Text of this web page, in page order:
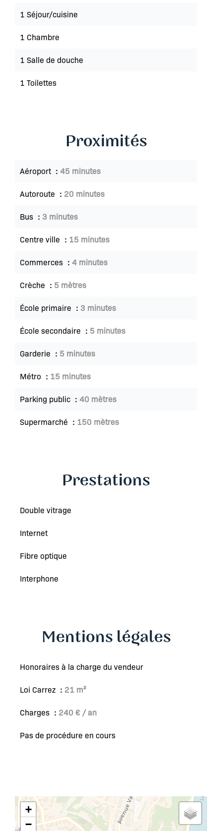
1 Séjour/cuisine
1 Chambre
1 Salle de douche
1 Toilettes
Proximités
Aéroport 45 minutes
Autoroute 20 minutes
Bus 3 minutes
Centre ville 15 minutes
Commerces 4 minutes
Crèche 5 mètres
École primaire 3 minutes
École secondaire 5 minutes
Garderie 5 minutes
Métro 15 minutes
Parking public 40 mètres
Supermarché 150 mètres
Prestations
Double vitrage
Internet
Fibre optique
Interphone
Mentions légales
Honoraires à la charge du vendeur
Loi Carrez 21 m²
Charges 240 € / an
Pas de procédure en cours
+
−